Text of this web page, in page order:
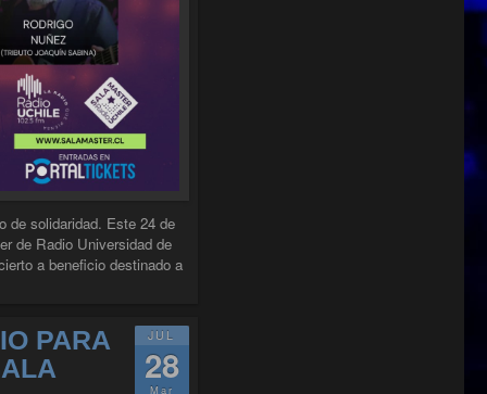
de solidaridad. Este 24 de
de Radio Universidad de
a beneficio destinado a
CONCIERTO A BENEFICIO EN SALA MASTER"
JUL
28
Mar
PARA